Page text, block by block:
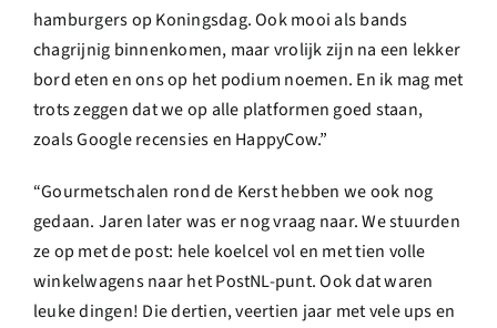
hamburgers op Koningsdag. Ook mooi als bands
chagrijnig binnenkomen, maar vrolijk zijn na een lekker
bord eten en ons op het podium noemen. En ik mag met
trots zeggen dat we op alle platformen goed staan,
zoals Google recensies en HappyCow.”
“Gourmetschalen rond de Kerst hebben we ook nog
gedaan. Jaren later was er nog vraag naar. We stuurden
ze op met de post: hele koelcel vol en met tien volle
winkelwagens naar het PostNL-punt. Ook dat waren
leuke dingen! Die dertien, veertien jaar met vele ups en